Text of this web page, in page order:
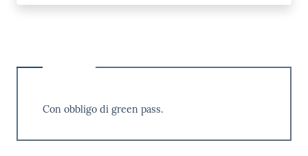
Con obbligo di green pass.